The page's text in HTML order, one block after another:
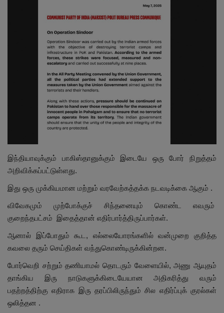
Tamil
இந்தியாவுக்கும் பாகிஸ்தானுக்கும் இடையே ஒரு போர் நிறுத்தம்
அறிவிக்கப்பட்டுள்ளது.
இது ஒரு முக்கியமான மற்றும் வரவேற்கத்தக்க நடவடிக்கை ஆகும் .
விவேகமும் முற்போக்குச் சிந்தனையும் கொண்ட எவரும்
குறைந்தபட்சம் இதைத்தான் எதிர்பார்த்திருப்பார்கள்.
ஆனால் இப்போதும் கூட, எல்லையோரங்களில் வன்முறை குறித்த
கவலை தரும் செய்திகள் வந்துகொண்டிருக்கின்றன.
போர்வெறி சற்றும் தணியாமல் தொடரும் வேளையில், அணு ஆயுதம்
தாங்கிய இரு நாடுகளுக்கிடையேயான அதிகரித்து வரும்
பதற்றத்திற்கு எதிராக இரு தரப்பிலிருந்தும் சில எதிர்ப்புக் குரல்கள்
ஒலித்தன .